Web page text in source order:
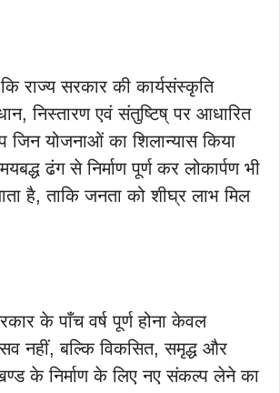
राज्य सरकार की कार्यसंस्कृति
निस्तारण एवं संतुष्टिष् पर आधारित
योजनाओं का शिलान्यास किया
ढंग से निर्माण पूर्ण कर लोकार्पण भी
है, ताकि जनता को शीघ्र लाभ मिल
के पाँच वर्ष पूर्ण होना केवल
नहीं, बल्कि विकसित, समृद्ध और
के निर्माण के लिए नए संकल्प लेने का